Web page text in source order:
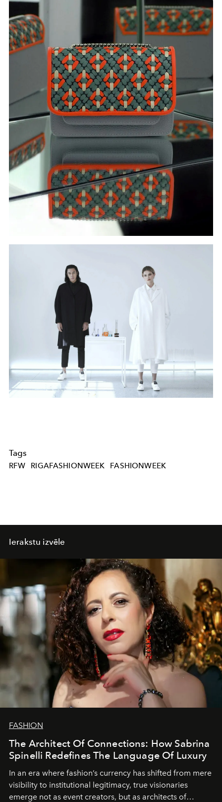
Tags
RFW RIGAFASHIONWEEK FASHIONWEEK
Ierakstu izvēle
FASHION
The Architect Of Connections: How Sabrina
Spinelli Redefines The Language Of Luxury
In an era where fashion’s currency has shifted from mere
visibility to institutional legitimacy, true visionaries
emerge not as event creators, but as architects of